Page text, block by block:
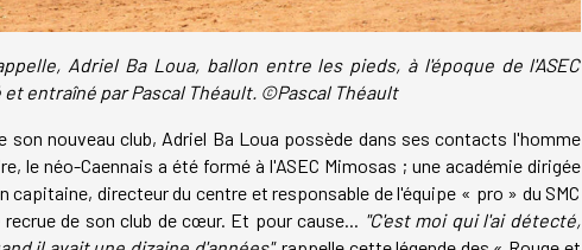
Adriel Ba Loua, ballon entre les pieds, à l'époque de l'ASEC
entraîné par Pascal Théault. ©Pascal Théault
son nouveau club, Adriel Ba Loua possède dans ses contacts l'homme
le néo-Caennais a été formé à l'ASEC Mimosas ; une académie dirigée
capitaine, directeur du centre et responsable de l'équipe « pro » du SMC
de son club de cœur. Et pour cause...
"C'est moi qui l'ai détecté,